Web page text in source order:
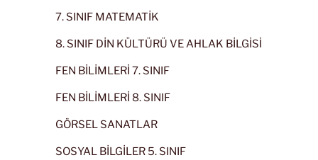
7. SINIF MATEMATİK
8. SINIF DİN KÜLTÜRÜ VE AHLAK BİLGİSİ
FEN BİLİMLERİ 7. SINIF
FEN BİLİMLERİ 8. SINIF
GÖRSEL SANATLAR
SOSYAL BİLGİLER 5. SINIF